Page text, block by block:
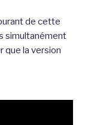
de cette
simultanément
que la version